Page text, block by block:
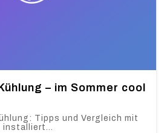
– im Sommer cool
Tipps und Vergleich mit
installiert…